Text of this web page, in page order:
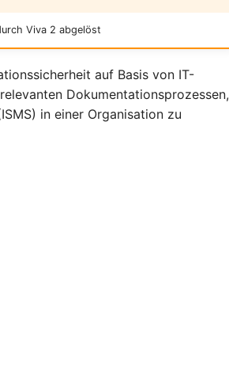
Viva 2 abgelöst
auf Basis von IT-
Dokumentationsprozessen,
in einer Organisation zu